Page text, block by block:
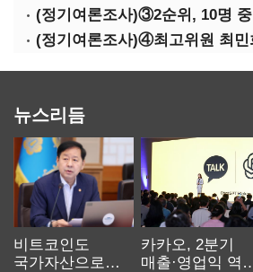
뉴스리듬
비트코인도
국가자산으로…'
카카오, 2분기
매출·영업익 역